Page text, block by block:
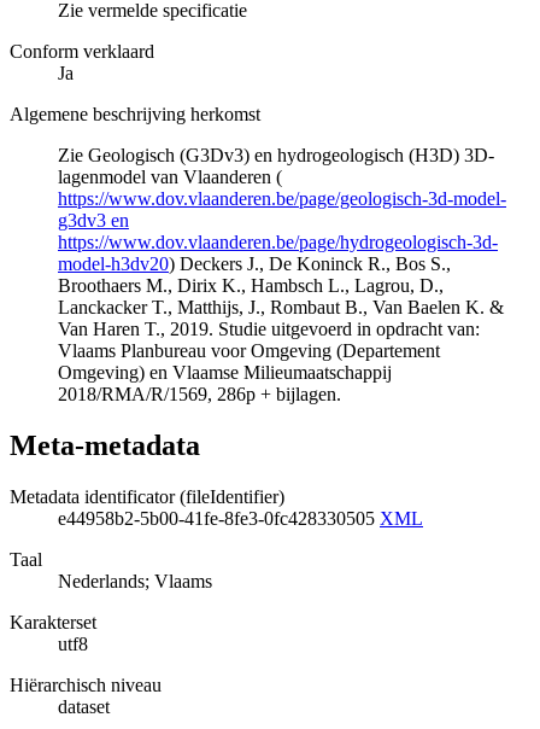
Zie vermelde specificatie
Conform verklaard
Ja
Algemene beschrijving herkomst
Zie Geologisch (G3Dv3) en hydrogeologisch (H3D) 3D-
lagenmodel van Vlaanderen (
https://www.dov.vlaanderen.be/page/geologisch-3d-model-
g3dv3 en
https://www.dov.vlaanderen.be/page/hydrogeologisch-3d-
model-h3dv20) Deckers J., De Koninck R., Bos S.,
Broothaers M., Dirix K., Hambsch L., Lagrou, D.,
Lanckacker T., Matthijs, J., Rombaut B., Van Baelen K. &
Van Haren T., 2019. Studie uitgevoerd in opdracht van:
Vlaams Planbureau voor Omgeving (Departement
Omgeving) en Vlaamse Milieumaatschappij
2018/RMA/R/1569, 286p + bijlagen.
Meta-metadata
Metadata identificator (fileIdentifier)
e44958b2-5b00-41fe-8fe3-0fc428330505 XML
Taal
Nederlands; Vlaams
Karakterset
utf8
Hiërarchisch niveau
dataset